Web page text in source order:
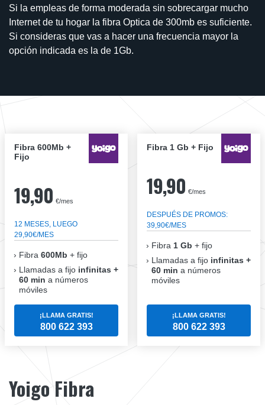
Si la empleas de forma moderada sin sobrecargar mucho
Internet de tu hogar la fibra Optica de 300mb es suficiente.
Si consideras que vas a hacer una frecuencia mayor la
opción indicada es la de 1Gb.
Fibra 600Mb +
Fijo
19,90 €/mes
12 MESES, LUEGO
29,90€/MES
Fibra 600Mb + fijo
Llamadas a fijo infinitas +
60 min a números
móviles
¡LLAMA GRATIS!
800 622 393
Fibra 1 Gb + Fijo
19,90 €/mes
DESPUÉS DE PROMOS:
39,90€/MES
Fibra 1 Gb + fijo
Llamadas a fijo infinitas +
60 min a números
móviles
¡LLAMA GRATIS!
800 622 393
Yoigo Fibra